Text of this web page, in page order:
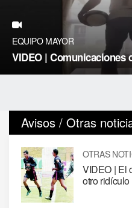
EQUIPO MAYOR
VIDEO | Comunicaciones
Avisos / Otras
OTRAS
VIDEO | El
otro